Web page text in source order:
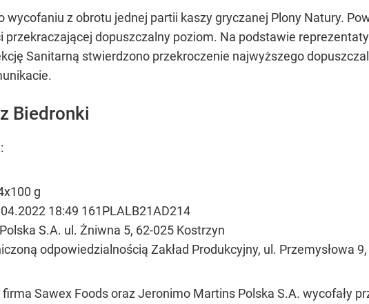
wycofaniu z obrotu jednej partii kaszy gryczanej Plony Natury.
przekraczającej dopuszczalny poziom. Na podstawie
Sanitarną stwierdzono przekroczenie najwyższego
Biedronki
g
18:49 161PLALB21AD214
S.A. ul. Żniwna 5, 62-025 Kostrzyn
odpowiedzialnością Zakład Produkcyjny, ul. Przemysłowa
Sawex Foods oraz Jeronimo Martins Polska S.A. wycofały